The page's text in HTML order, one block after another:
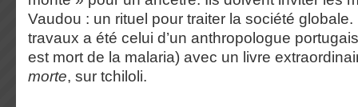
Vaudou : un rituel pour traiter la société
travaux a été celui d’un anthropologue
est mort de la malaria) avec un livre
morte, sur tchiloli.